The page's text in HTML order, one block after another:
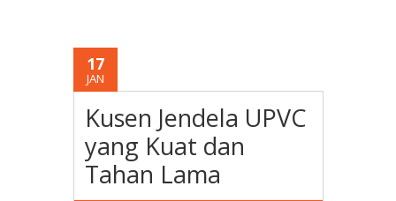
17
JAN
Kusen Jendela UPVC
yang Kuat dan
Tahan Lama